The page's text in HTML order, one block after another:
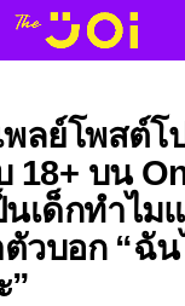
ลย์โพสต์โ
18+ บน
เด็กทำไม
ตัวบอก “ฉั
”